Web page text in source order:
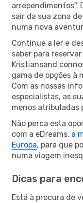
arrependimentos”.
sair da sua zona
numa nova
Continue a ler e
saber para
Kristiansand
gama de opções à
Com as nossas
especialistas, as
menos atribuladas
Não perca esta
com a eDreams, a
Europa, para que
numa viagem
Dicas para
Está à procura de